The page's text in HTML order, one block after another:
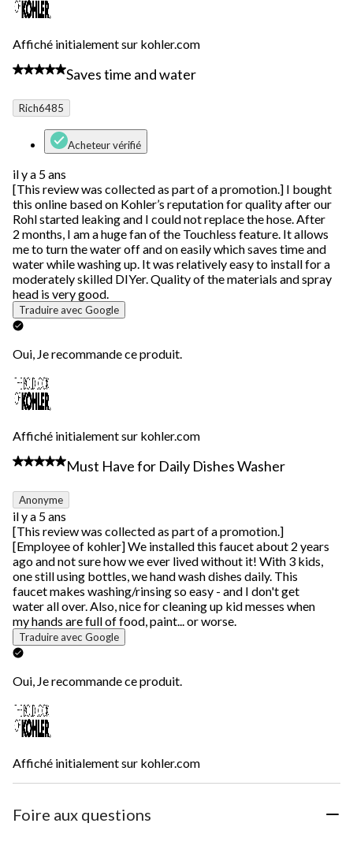
Affiché initialement sur kohler.com
5 étoile(s) sur 5.
Saves time and water
Rich6485
Acheteur vérifié
il y a 5 ans
[This review was collected as part of a promotion.] I bought
this online based on Kohler’s reputation for quality after our
Rohl started leaking and I could not replace the hose. After
2 months, I am a huge fan of the Touchless feature. It allows
me to turn the water off and on easily which saves time and
water while washing up. It was relatively easy to install for a
moderately skilled DIYer. Quality of the materials and spray
head is very good.
Traduire avec Google
Oui, Je recommande ce produit.
Affiché initialement sur kohler.com
5 étoile(s) sur 5.
Must Have for Daily Dishes Washer
Anonyme
il y a 5 ans
[This review was collected as part of a promotion.]
[Employee of kohler] We installed this faucet about 2 years
ago and not sure how we ever lived without it! With 3 kids,
one still using bottles, we hand wash dishes daily. This
faucet makes washing/rinsing so easy - and I don't get
water all over. Also, nice for cleaning up kid messes when
my hands are full of food, paint... or worse.
Traduire avec Google
Oui, Je recommande ce produit.
Affiché initialement sur kohler.com
Foire aux questions